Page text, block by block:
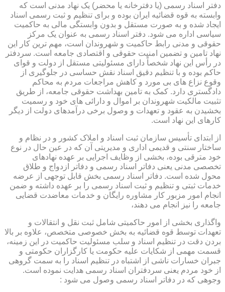
دفتر اسناد رسمی (یا دفترخانه یا محضر) یک نهاد مدنی است که
وابسته به قوه قضائیه ایران بوده و برای تنظیم و ثبت رسمی اسناد
ایجاد شده و به صورت مستقل و بدون وابستگی مالی به حاکمیت
سیاسی اداره می شود. دفتر اسناد رسمی به عنوان یک مرکز
حقوقی و مدنی رابط حاکمیت و شهروندان است، مهم ترین کار این
نهاد تامین و تضمین امنیت حقوقی و اقتصادی جامعه است. سردفتر
در رأس این نهاد شخصاً دارای مسئولیتی مستقل از دولت و قوای
حاکم بوده و با تنظیم دقیق اسناد نقش حساسی در جلوگیری از
وقوع نزاع های بی مورد و کاهش مراجعات مردم به محاکم
دادگستری دارد. کمک به تامین بهداشت حقوقی جامعه، از طریق
تثبیت مالکیت شهروندان بر اموال و دارائی های خود و رسمیت
بخشیدن به عقود و تعهدات و وصول برخی درآمدهای دولت از دیگر
کارهای این نهاد است.
از ابتدای تأسیس سازمان ثبت اسناد و املاک کشور و در نظام و
ساختار سنتی و قدیمی اداری و مدیریتی آن که در عین حال در نوع
خود مترقی بوده، بخشی از وظایف اجرایی بر عهده نهادهای
تخصصی مدنی یعنی دفاتر اسناد رسمی و دفاتر ازدواج و طلاق
محول شده است. دفاتر اسناد رسمی بخش قابل توجهی از عرضه
خدمات ثبتی و تنظیم و ثبت اسناد رسمی را بر عهده داشته و ضمن
انجام امور مزبور کار مشاوره رایگان و خدمات معاضدت قضایی
جامعه را نیز انجام می دهند،
واگذاری بخشی از امور حاکمیتی شامل ثبت نقل و انتقالات و
تعهدات توسط قوه قضائیه به بخش خصوصی متخصص، علاوه بر بالا
بردن دقت در تنظیم اسناد و سلب مسئولیت حاکمیت در این زمینه،
قسمت مهمی از شکایات علیه حکومت یا کارگزاران حکومتی و
جبران خسارات ناشی از اشتباه در تنظیم اسناد را به سمت گروهی
از خود مردم یعنی سردفتران اسناد رسمی هدایت نموده است.
وجوهی که در دفاتر اسناد رسمی وصول می شود :